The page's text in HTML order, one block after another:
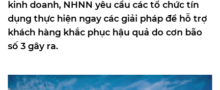
kinh doanh, NHNN yêu cầu các tổ chức tín
dụng thực hiện ngay các giải pháp để hỗ trợ
khách hàng khắc phục hậu quả do cơn bão
số 3 gây ra.